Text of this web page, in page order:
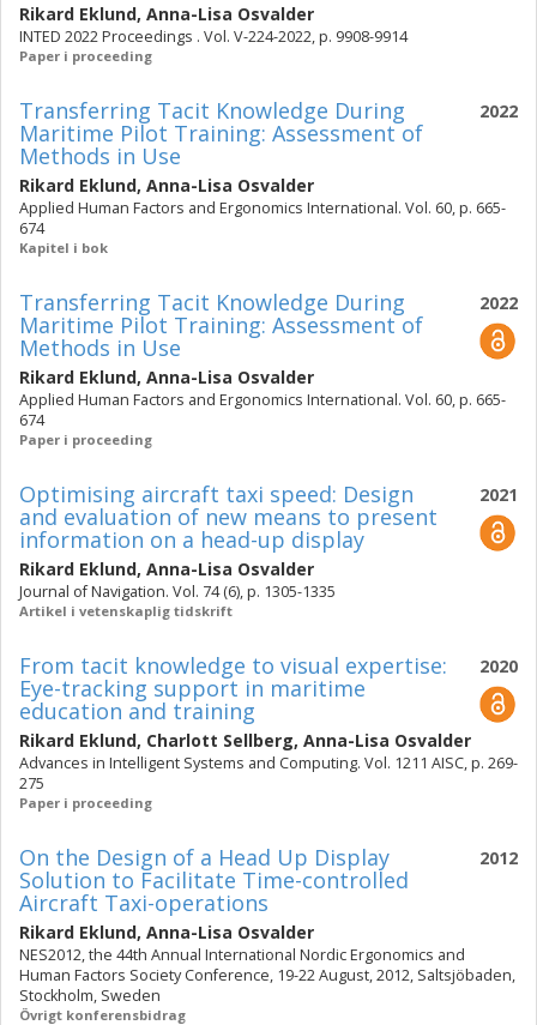
Rikard Eklund, Anna-Lisa Osvalder
INTED 2022 Proceedings . Vol. V-224-2022, p. 9908-9914
Paper i proceeding
2022
Transferring Tacit Knowledge During
Maritime Pilot Training: Assessment of
Methods in Use
Rikard Eklund, Anna-Lisa Osvalder
Applied Human Factors and Ergonomics International. Vol. 60, p. 665-
674
Kapitel i bok
2022
Transferring Tacit Knowledge During
Maritime Pilot Training: Assessment of
Methods in Use
Rikard Eklund, Anna-Lisa Osvalder
Applied Human Factors and Ergonomics International. Vol. 60, p. 665-
674
Paper i proceeding
2021
Optimising aircraft taxi speed: Design
and evaluation of new means to present
information on a head-up display
Rikard Eklund, Anna-Lisa Osvalder
Journal of Navigation. Vol. 74 (6), p. 1305-1335
Artikel i vetenskaplig tidskrift
2020
From tacit knowledge to visual expertise:
Eye-tracking support in maritime
education and training
Rikard Eklund, Charlott Sellberg, Anna-Lisa Osvalder
Advances in Intelligent Systems and Computing. Vol. 1211 AISC, p. 269-
275
Paper i proceeding
2012
On the Design of a Head Up Display
Solution to Facilitate Time-controlled
Aircraft Taxi-operations
Rikard Eklund, Anna-Lisa Osvalder
NES2012, the 44th Annual International Nordic Ergonomics and
Human Factors Society Conference, 19-22 August, 2012, Saltsjöbaden,
Stockholm, Sweden
Övrigt konferensbidrag